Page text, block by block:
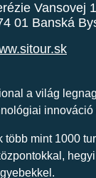
Vansovej
01 Banská
a világ
innováció
több mint 1000